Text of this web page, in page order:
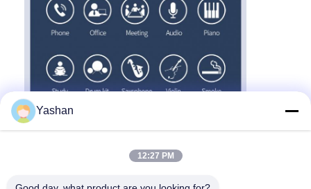
Yashan
12:27 PM